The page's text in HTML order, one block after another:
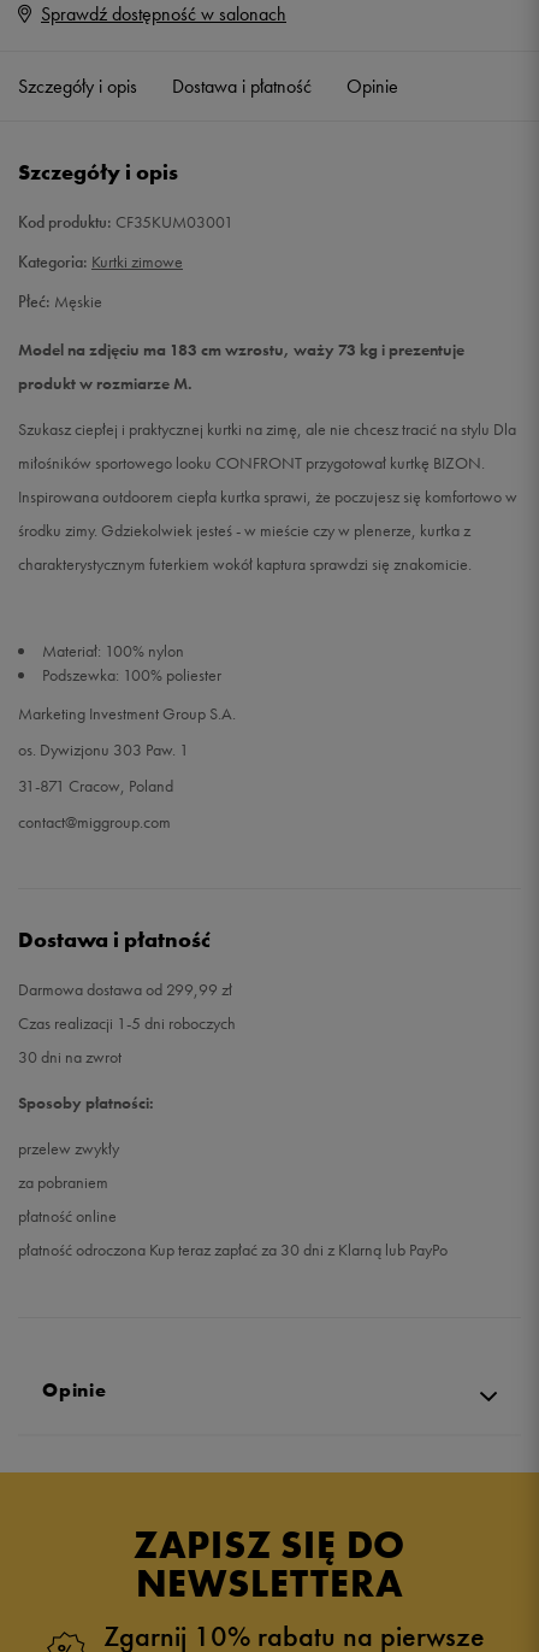
M Powiadom o dostępności
L Powiadom o dostępności
XXL
Sprawdź dostępność w salonach
Szczegóły i opis Dostawa i płatność Opinie
Szczegóły i opis
Kod produktu: CF35KUM03001
Kategoria: Kurtki zimowe
Płeć: Męskie
Model na zdjęciu ma 183 cm wzrostu, waży 73 kg i prezentuje
produkt w rozmiarze M.
Szukasz ciepłej i praktycznej kurtki na zimę, ale nie chcesz tracić na stylu Dla
miłośników sportowego looku CONFRONT przygotował kurtkę BIZON.
Inspirowana outdoorem ciepła kurtka sprawi, że poczujesz się komfortowo w
środku zimy. Gdziekolwiek jesteś - w mieście czy w plenerze, kurtka z
charakterystycznym futerkiem wokół kaptura sprawdzi się znakomicie.
Materiał: 100% nylon
Podszewka: 100% poliester
Marketing Investment Group S.A.
os. Dywizjonu 303 Paw. 1
31-871 Cracow, Poland
contact@miggroup.com
Dostawa i płatność
Darmowa dostawa od 299,99 zł
Czas realizacji 1-5 dni roboczych
30 dni na zwrot
Sposoby płatności:
przelew zwykły
za pobraniem
płatność online
płatność odroczona Kup teraz zapłać za 30 dni z Klarną lub PayPo
Opinie
ZAPISZ SIĘ DO
NEWSLETTERA
Zgarnij 10% rabatu na pierwsze